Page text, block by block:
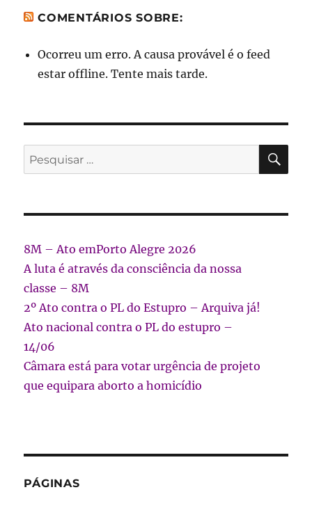
COMENTÁRIOS SOBRE:
Ocorreu um erro. A causa provável é o feed
estar offline. Tente mais tarde.
Pesquisar
por:
8M – Ato emPorto Alegre 2026
A luta é através da consciência da nossa
classe – 8M
2º Ato contra o PL do Estupro – Arquiva já!
Ato nacional contra o PL do estupro –
14/06
Câmara está para votar urgência de projeto
que equipara aborto a homicídio
PÁGINAS